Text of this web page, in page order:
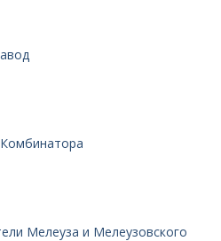
Мелеуза и Мелеузовского